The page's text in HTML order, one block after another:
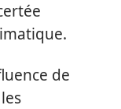
de